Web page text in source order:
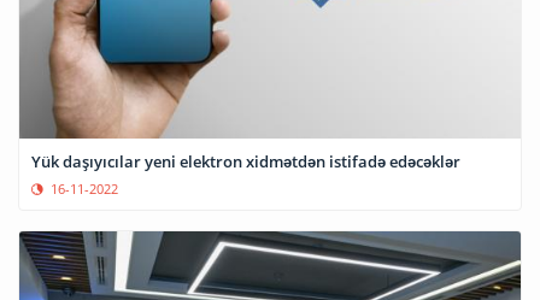
Yük daşıyıcılar yeni elektron xidmətdən istifadə edəcəklər
16-11-2022